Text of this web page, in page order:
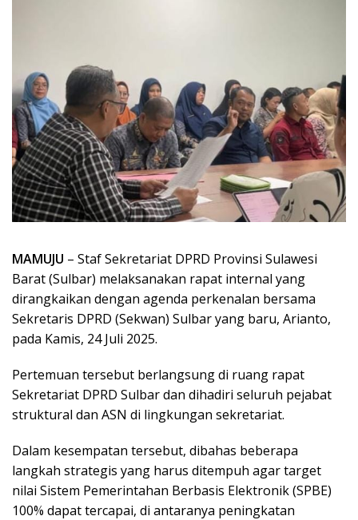
MAMUJU – Staf Sekretariat DPRD Provinsi Sulawesi
Barat (Sulbar) melaksanakan rapat internal yang
dirangkaikan dengan agenda perkenalan bersama
Sekretaris DPRD (Sekwan) Sulbar yang baru, Arianto,
pada Kamis, 24 Juli 2025.
Pertemuan tersebut berlangsung di ruang rapat
Sekretariat DPRD Sulbar dan dihadiri seluruh pejabat
struktural dan ASN di lingkungan sekretariat.
Dalam kesempatan tersebut, dibahas beberapa
langkah strategis yang harus ditempuh agar target
nilai Sistem Pemerintahan Berbasis Elektronik (SPBE)
100% dapat tercapai, di antaranya peningkatan